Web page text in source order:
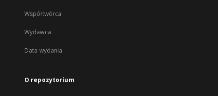
Współtwórca
Wydawca
Data wydania
O repozytorium